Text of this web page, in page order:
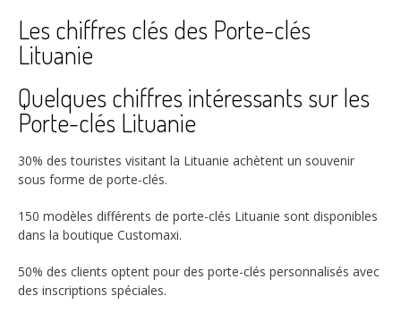
Les chiffres clés des Porte-clés
Lituanie
Quelques chiffres intéressants sur les
Porte-clés Lituanie
30% des touristes visitant la Lituanie achètent un souvenir
sous forme de porte-clés.
150 modèles différents de porte-clés Lituanie sont disponibles
dans la boutique Customaxi.
50% des clients optent pour des porte-clés personnalisés avec
des inscriptions spéciales.